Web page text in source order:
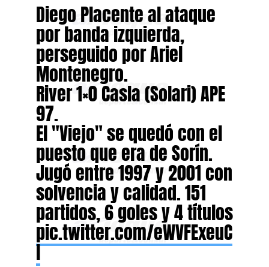
Diego Placente al ataque
por banda izquierda,
perseguido por Ariel
Montenegro.
River 1×0 Casla (Solari) APE
97.
El "Viejo" se quedó con el
puesto que era de Sorín.
Jugó entre 1997 y 2001 con
solvencia y calidad. 151
partidos, 6 goles y 4 títulos
pic.twitter.com/eWVFExeuC
l